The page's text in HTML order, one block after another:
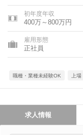
初年度年収
400万～800万円
雇用形態
正社員
職種・業種未経験OK 上場
求人情報